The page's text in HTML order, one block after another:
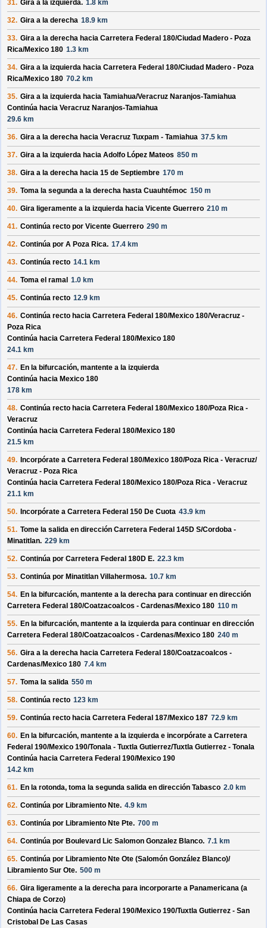
31. Gira a la izquierda. 1.8 km
32. Gira a la derecha 18.9 km
33. Gira a la derecha hacia Carretera Federal 180/Ciudad Madero - Poza
Rica/Mexico 180 1.3 km
34. Gira a la izquierda hacia Carretera Federal 180/Ciudad Madero - Poza
Rica/Mexico 180 70.2 km
35. Gira a la izquierda hacia Tamiahua/Veracruz Naranjos-Tamiahua
Continúa hacia Veracruz Naranjos-Tamiahua
29.6 km
36. Gira a la derecha hacia Veracruz Tuxpam - Tamiahua 37.5 km
37. Gira a la izquierda hacia Adolfo López Mateos 850 m
38. Gira a la derecha hacia 15 de Septiembre 170 m
39. Toma la segunda a la derecha hasta Cuauhtémoc 150 m
40. Gira ligeramente a la izquierda hacia Vicente Guerrero 210 m
41. Continúa recto por Vicente Guerrero 290 m
42. Continúa por A Poza Rica. 17.4 km
43. Continúa recto 14.1 km
44. Toma el ramal 1.0 km
45. Continúa recto 12.9 km
46. Continúa recto hacia Carretera Federal 180/Mexico 180/Veracruz -
Poza Rica
Continúa hacia Carretera Federal 180/Mexico 180
24.1 km
47. En la bifurcación, mantente a la izquierda
Continúa hacia Mexico 180
178 km
48. Continúa recto hacia Carretera Federal 180/Mexico 180/Poza Rica -
Veracruz
Continúa hacia Carretera Federal 180/Mexico 180
21.5 km
49. Incorpórate a Carretera Federal 180/Mexico 180/Poza Rica - Veracruz/
Veracruz - Poza Rica
Continúa hacia Carretera Federal 180/Mexico 180/Poza Rica - Veracruz
21.1 km
50. Incorpórate a Carretera Federal 150 De Cuota 43.9 km
51. Tome la salida en dirección Carretera Federal 145D S/Cordoba -
Minatitlan. 229 km
52. Continúa por Carretera Federal 180D E. 22.3 km
53. Continúa por Minatitlan Villahermosa. 10.7 km
54. En la bifurcación, mantente a la derecha para continuar en dirección
Carretera Federal 180/Coatzacoalcos - Cardenas/Mexico 180 110 m
55. En la bifurcación, mantente a la izquierda para continuar en dirección
Carretera Federal 180/Coatzacoalcos - Cardenas/Mexico 180 240 m
56. Gira a la derecha hacia Carretera Federal 180/Coatzacoalcos -
Cardenas/Mexico 180 7.4 km
57. Toma la salida 550 m
58. Continúa recto 123 km
59. Continúa recto hacia Carretera Federal 187/Mexico 187 72.9 km
60. En la bifurcación, mantente a la izquierda e incorpórate a Carretera
Federal 190/Mexico 190/Tonala - Tuxtla Gutierrez/Tuxtla Gutierrez - Tonala
Continúa hacia Carretera Federal 190/Mexico 190
14.2 km
61. En la rotonda, toma la segunda salida en dirección Tabasco 2.0 km
62. Continúa por Libramiento Nte. 4.9 km
63. Continúa por Libramiento Nte Pte. 700 m
64. Continúa por Boulevard Lic Salomon Gonzalez Blanco. 7.1 km
65. Continúa por Libramiento Nte Ote (Salomón González Blanco)/
Libramiento Sur Ote. 500 m
66. Gira ligeramente a la derecha para incorporarte a Panamericana (a
Chiapa de Corzo)
Continúa hacia Carretera Federal 190/Mexico 190/Tuxtla Gutierrez - San
Cristobal De Las Casas